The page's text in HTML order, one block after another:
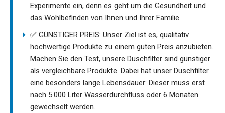
Experimente ein, denn es geht um die Gesundheit und
das Wohlbefinden von Ihnen und Ihrer Familie.
✅ GÜNSTIGER PREIS: Unser Ziel ist es, qualitativ
hochwertige Produkte zu einem guten Preis anzubieten.
Machen Sie den Test, unsere Duschfilter sind günstiger
als vergleichbare Produkte. Dabei hat unser Duschfilter
eine besonders lange Lebensdauer: Dieser muss erst
nach 5.000 Liter Wasserdurchfluss oder 6 Monaten
gewechselt werden.